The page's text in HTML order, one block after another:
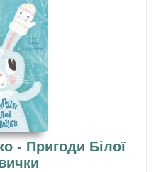
- Пригоди Білої